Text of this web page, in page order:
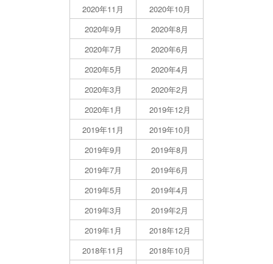
2020年11月
2020年10月
2020年9月
2020年8月
2020年7月
2020年6月
2020年5月
2020年4月
2020年3月
2020年2月
2020年1月
2019年12月
2019年11月
2019年10月
2019年9月
2019年8月
2019年7月
2019年6月
2019年5月
2019年4月
2019年3月
2019年2月
2019年1月
2018年12月
2018年11月
2018年10月